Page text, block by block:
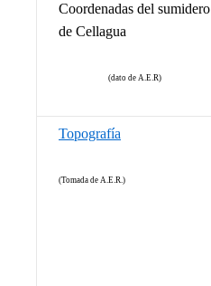
Coordenadas del sumidero
de Cellagua
(dato de A.E.R)
Topografía
(Tomada de A.E.R.)